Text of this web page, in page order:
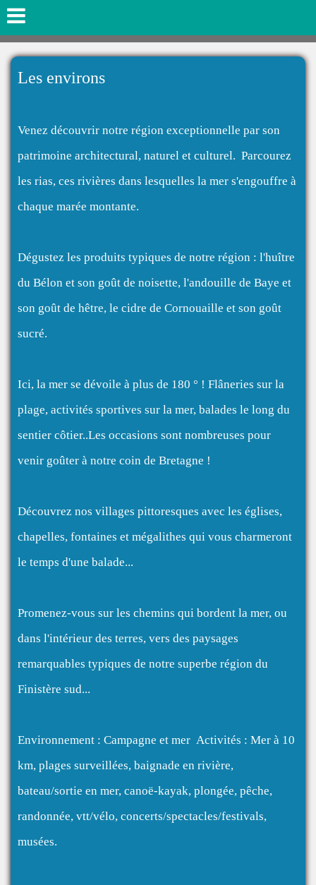
Les environs
Venez découvrir notre région exceptionnelle par son
patrimoine architectural, naturel et culturel. Parcourez
les rias, ces rivières dans lesquelles la mer s'engouffre à
chaque marée montante.
Dégustez les produits typiques de notre région : l'huître
du Bélon et son goût de noisette, l'andouille de Baye et
son goût de hêtre, le cidre de Cornouaille et son goût
sucré.
Ici, la mer se dévoile à plus de 180 ° ! Flâneries sur la
plage, activités sportives sur la mer, balades le long du
sentier côtier..Les occasions sont nombreuses pour
venir goûter à notre coin de Bretagne !
Découvrez nos villages pittoresques avec les églises,
chapelles, fontaines et mégalithes qui vous charmeront
le temps d'une balade...
Promenez-vous sur les chemins qui bordent la mer, ou
dans l'intérieur des terres, vers des paysages
remarquables typiques de notre superbe région du
Finistère sud...
Environnement : Campagne et mer Activités : Mer à 10
km, plages surveillées, baignade en rivière,
bateau/sortie en mer, canoë-kayak, plongée, pêche,
randonnée, vtt/vélo, concerts/spectacles/festivals,
musées.